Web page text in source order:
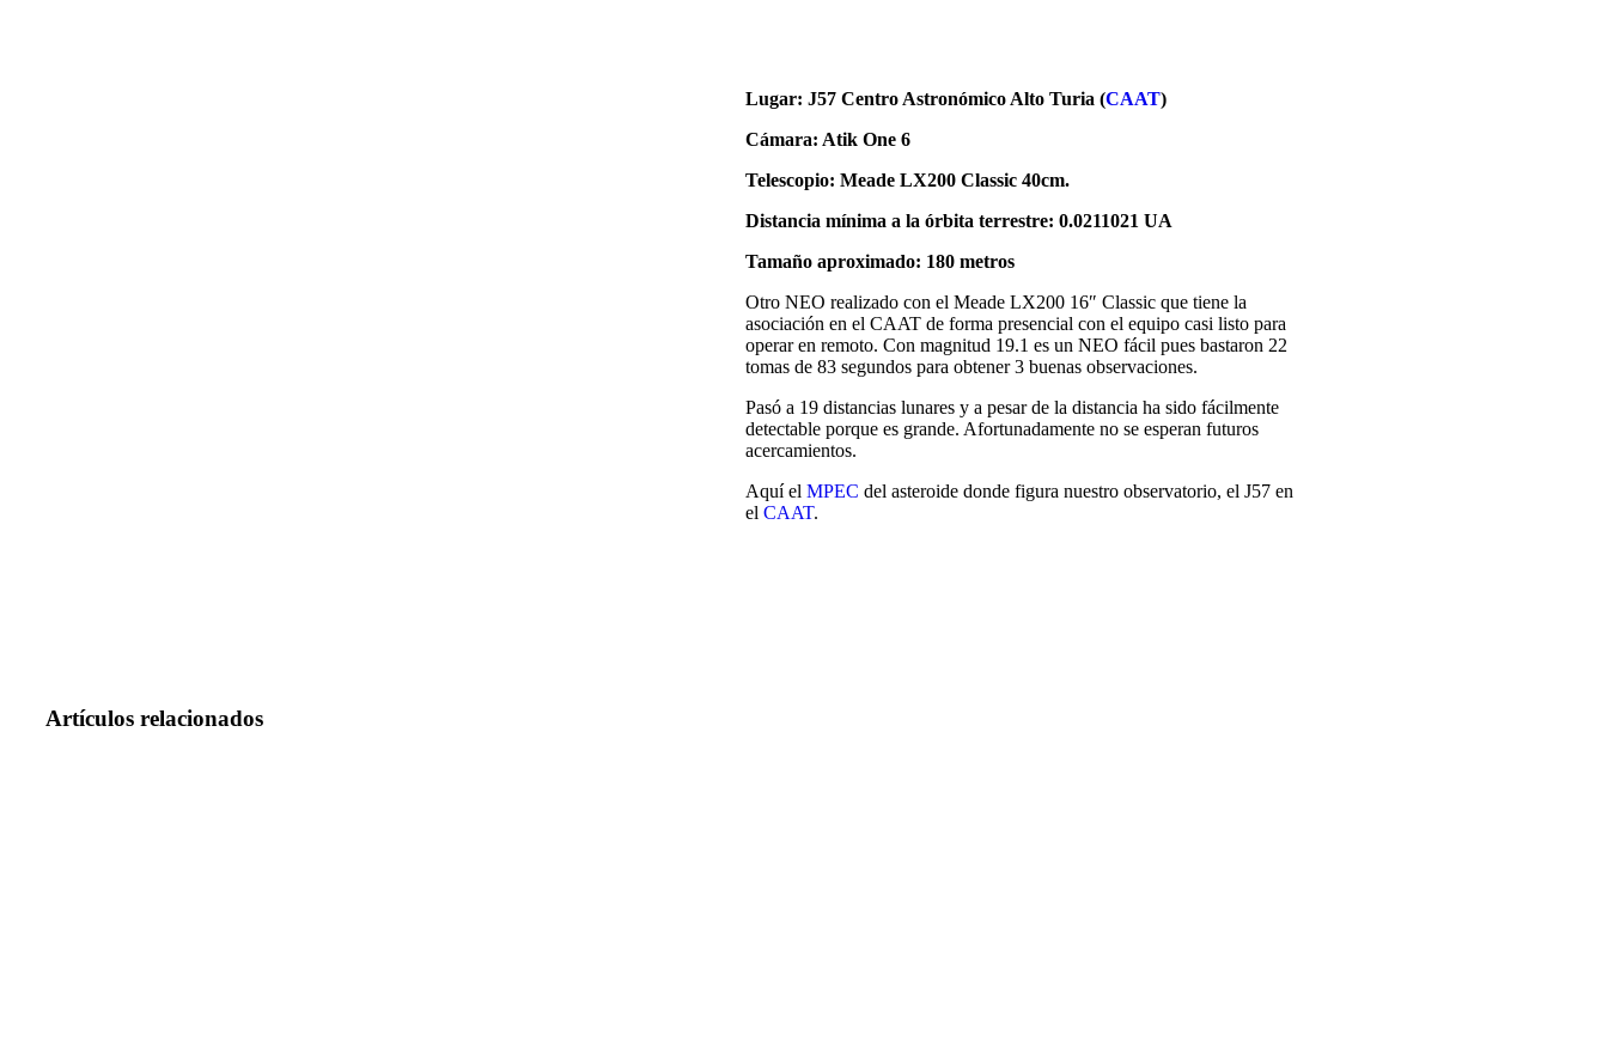
Lugar: J57 Centro Astronómico Alto Turia (CAAT)
Cámara: Atik One 6
Telescopio: Meade LX200 Classic 40cm.
Distancia mínima a la órbita terrestre: 0.0211021 UA
Tamaño aproximado: 180 metros
Otro NEO realizado con el Meade LX200 16″ Classic que tiene la
asociación en el CAAT de forma presencial con el equipo casi listo para
operar en remoto. Con magnitud 19.1 es un NEO fácil pues bastaron 22
tomas de 83 segundos para obtener 3 buenas observaciones.
Pasó a 19 distancias lunares y a pesar de la distancia ha sido fácilmente
detectable porque es grande. Afortunadamente no se esperan futuros
acercamientos.
Aquí el MPEC del asteroide donde figura nuestro observatorio, el J57 en
el CAAT.
Artículos relacionados